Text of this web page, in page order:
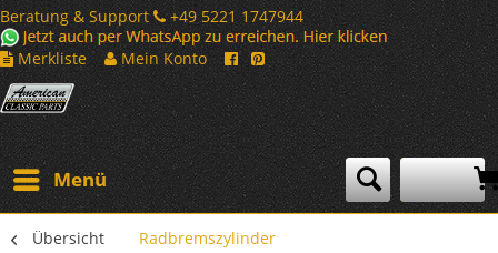
Beratung & Support
+49 5221 1747944
Merkliste
Mein Konto
Menü
Übersicht Radbremszylinder